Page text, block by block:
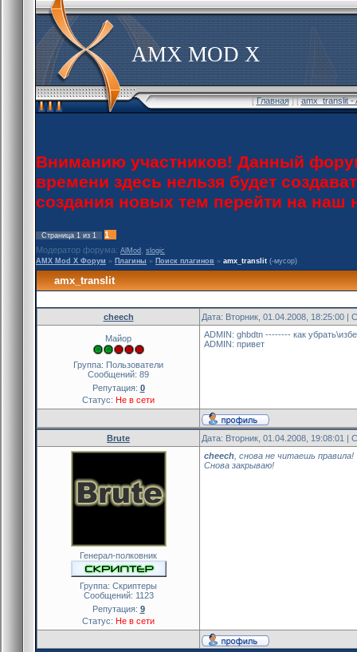
AMX MOD X
[Главная] [amx_translit -
Вниманию участников! Данный
времени здесь нельзя будет
создания новых тем перейти на
Страница 1 из 1
1
Модератор форума: AlMod
slogic
AMX Mod X Форум » Плагины » Поиск плагинов » amx_translit (-мусор)
amx_translit
cheech Дата: Вторник, 01.04.2008, 18:25:00 |
Майор
Группа: Пользователи
Сообщений: 89
Репутация: 0
Статус: Не в сети
ADMIN: ghbdtn -------- как
ADMIN: привет
Brute Дата: Вторник, 01.04.2008, 19:08:01 |
Генерал-полковник
Группа: Скриптеры
Сообщений: 1123
Репутация: 9
Статус: Не в сети
cheech , снова не читаешь правила!
Снова закрываю!